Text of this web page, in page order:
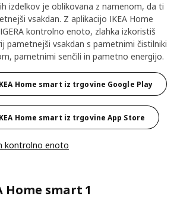
izdelkov je oblikovana z namenom, da ti
vsakdan. Z aplikacijo IKEA Home
kontrolno enoto, zlahka izkoristiš
pametnejši vsakdan s pametnimi čistilniki
pametnimi senčili in pametno energijo.
Home smart iz trgovine Google Play
Home smart iz trgovine App Store
kontrolno enoto
Home smart 1